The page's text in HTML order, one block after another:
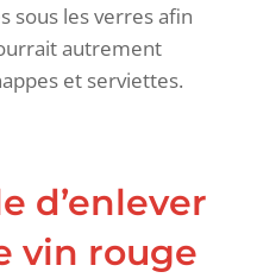
sous les verres afin
autrement
et serviettes.
d’enlever
vin rouge